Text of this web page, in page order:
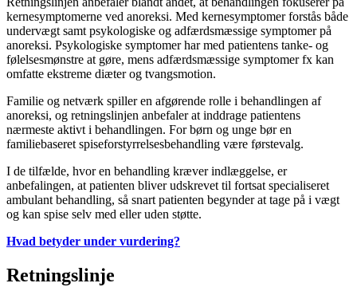
kernesymptomerne ved anoreksi. Med kernesymptomer forstås både
undervægt samt psykologiske og adfærdsmæssige symptomer på
anoreksi. Psykologiske symptomer har med patientens tanke- og
følelsesmønstre at gøre, mens adfærdsmæssige symptomer fx kan
omfatte ekstreme diæter og tvangsmotion.
Familie og netværk spiller en afgørende rolle i behandlingen af
anoreksi, og retningslinjen anbefaler at inddrage patientens
nærmeste aktivt i behandlingen. For børn og unge bør en
familiebaseret spiseforstyrrelsesbehandling være førstevalg.
I de tilfælde, hvor en behandling kræver indlæggelse, er
anbefalingen, at patienten bliver udskrevet til fortsat specialiseret
ambulant behandling, så snart patienten begynder at tage på i vægt
og kan spise selv med eller uden støtte.
Hvad betyder under vurdering?
Retningslinje